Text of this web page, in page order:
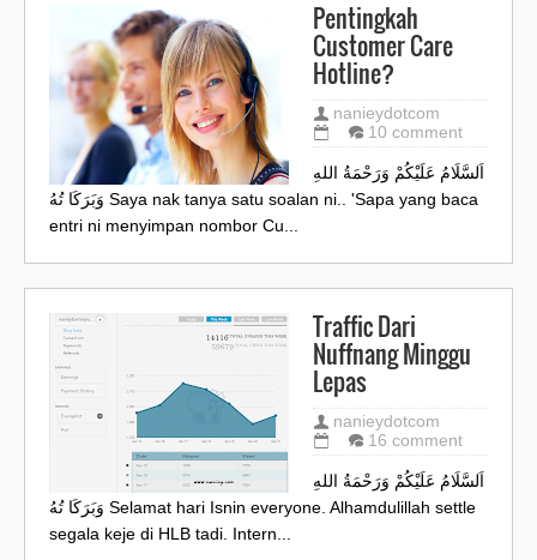
Pentingkah
Customer Care
Hotline?
nanieydotcom
10 comment
اَلسَّلَامُ عَلَيْكُمْ وَرَحْمَةُ اللهِ
وَبَرَكَا تُهُ Saya nak tanya satu soalan ni.. 'Sapa yang baca
entri ni menyimpan nombor Cu...
Traffic Dari
Nuffnang Minggu
Lepas
nanieydotcom
16 comment
اَلسَّلَامُ عَلَيْكُمْ وَرَحْمَةُ اللهِ
وَبَرَكَا تُهُ Selamat hari Isnin everyone. Alhamdulillah settle
segala keje di HLB tadi. Intern...